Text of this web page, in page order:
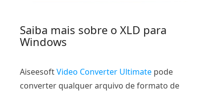
Saiba mais sobre o XLD para
Windows
AiseesoftVideo Converter Ultimate pode
converter qualquer arquivo de formato de